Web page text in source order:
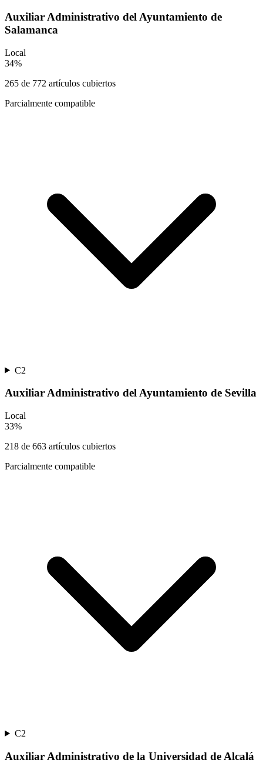
Auxiliar Administrativo del Ayuntamiento de
Salamanca
Local
34%
265 de 772 artículos cubiertos
Parcialmente compatible
C2
Auxiliar Administrativo del Ayuntamiento de Sevilla
Local
33%
218 de 663 artículos cubiertos
Parcialmente compatible
C2
Auxiliar Administrativo de la Universidad de Alcalá